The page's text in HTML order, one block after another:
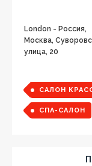
London - Россия,
Москва,
улица, 20
САЛОН
СПА-САЛОН